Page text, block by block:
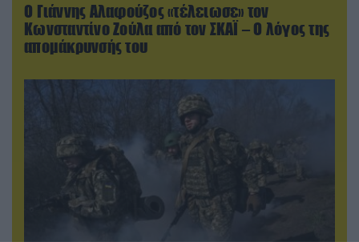
Ο Γιάννης Αλαφούζος «τέλειωσε» τον
Κωνσταντίνο Ζούλα από τον ΣΚΑΪ – Ο λόγος της
απομάκρυνσής του